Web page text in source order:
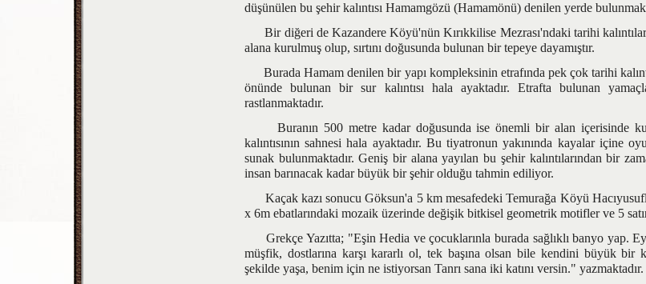
düşünülen bu şehir kalıntısı Hamamgözü (Hamamönü) denilen yerde
Bir diğeri de Kazandere Köyü'nün Kırıkkilise Mezrası'ndaki tarihi
alana kurulmuş olup, sırtını doğusunda bulunan bir tepeye dayamıştır.
Burada Hamam denilen bir yapı kompleksinin etrafında pek çok tarihi
önünde bulunan bir sur kalıntısı hala ayaktadır. Etrafta bulunan
rastlanmaktadır.
Buranın 500 metre kadar doğusunda ise önemli bir alan içerisinde
kalıntısının sahnesi hala ayaktadır. Bu tiyatronun yakınında kayalar içine
sunak bulunmaktadır. Geniş bir alana yayılan bu şehir kalıntılarından bir
insan barınacak kadar büyük bir şehir olduğu tahmin ediliyor.
Kaçak kazı sonucu Göksun'a 5 km mesafedeki Temurağa Köyü
x 6m ebatlarındaki mozaik üzerinde değişik bitkisel geometrik motifler ve 5
Grekçe Yazıtta; "Eşin Hedia ve çocuklarınla burada sağlıklı banyo yap. Ey
müşfik, dostlarına karşı kararlı ol, tek başına olsan bile kendini büyük bir
şekilde yaşa, benim için ne istiyorsan Tanrı sana iki katını versin." yazmaktadır.